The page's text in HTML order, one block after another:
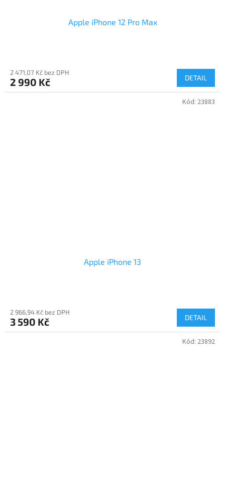
Apple iPhone 12 Pro Max
2 471,07 Kč bez DPH
2 990 Kč DETAIL
Apple iPhone 13
2 966,94 Kč bez DPH
3 590 Kč DETAIL
Kód: 23883
Kód: 23892